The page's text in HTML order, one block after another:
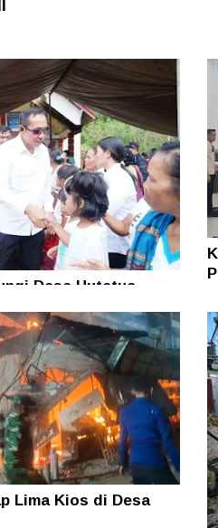
Desa Hutatua
Lima Kios di Desa